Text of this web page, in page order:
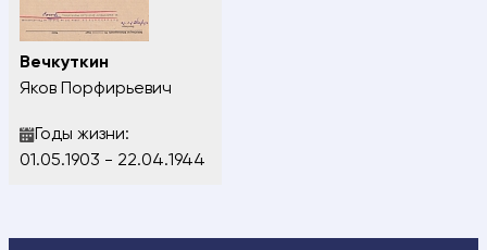
Вечкуткин
Яков Порфирьевич
Годы жизни:
01.05.1903 - 22.04.1944